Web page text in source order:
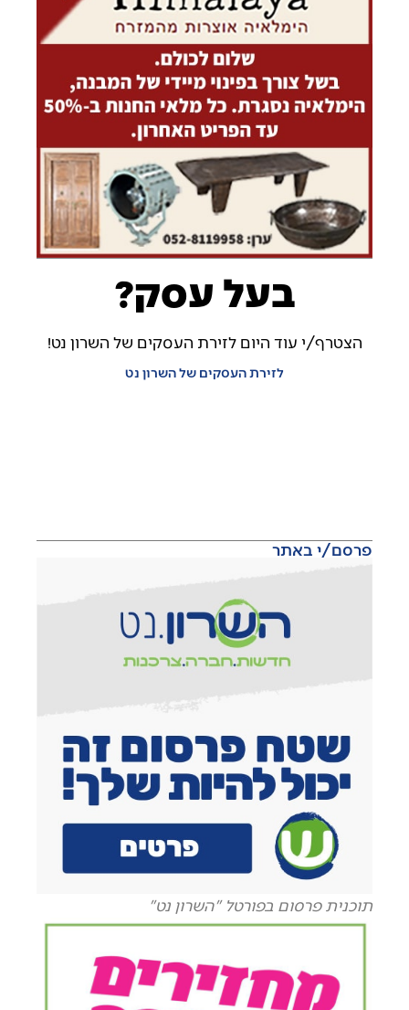
בעל עסק?
הצטרף/י עוד היום לזירת העסקים של השרון נט!
לזירת העסקים של השרון נט
פרסם/י באתר
תוכנית פרסום בפורטל "השרון נט"